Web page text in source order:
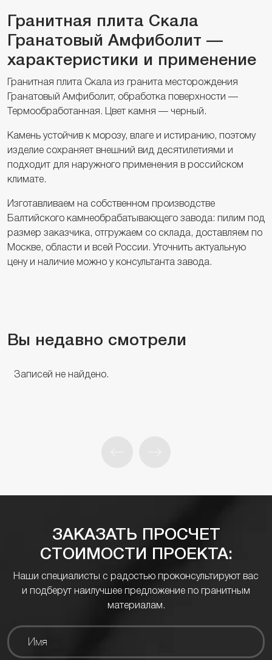
Гранитная плита Скала
Гранатовый Амфиболит —
характеристики и применение
Гранитная плита Скала из гранита месторождения
Гранатовый Амфиболит, обработка поверхности —
Термообработанная. Цвет камня — черный.
Камень устойчив к морозу, влаге и истиранию, поэтому
изделие сохраняет внешний вид десятилетиями и
подходит для наружного применения в российском
климате.
Изготавливаем на собственном производстве
Балтийского камнеобрабатывающего завода: пилим под
размер заказчика, отгружаем со склада, доставляем по
Москве, области и всей России. Уточнить актуальную
цену и наличие можно у консультанта завода.
Вы недавно смотрели
Записей не найдено.
ЗАКАЗАТЬ ПРОСЧЕТ
СТОИМОСТИ ПРОЕКТА:
Наши специалисты с радостью проконсультируют вас
и подберут наилучшее предложение по гранитным
материалам.